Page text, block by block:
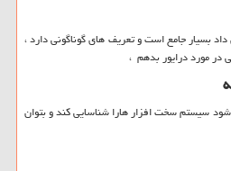
بسیار جامع است و تعریف های گوناگونی دارد ،
در مورد درایور بدهم ،
سیستم سخت افزار هارا شناسایی کند و بتوان